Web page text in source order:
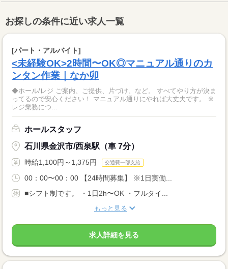
お探しの条件に近い求人一覧
[パート・アルバイト]
<未経験OK>2時間〜OK◎マニュアル通りのカ
ンタン作業｜なか卯
◆ホール/レジ ご案内、ご提供、片づけ、など。 すべてやり方が決ま
ってるので安心ください！ マニュアル通りにやれば大丈夫です。 ※
レジ業務につ...
ホールスタッフ
石川県金沢市/西泉駅（車 7分）
時給1,100円～1,375円 交通費一部支給
00：00〜00：00 【24時間募集】 ※1日実働...
■シフト制です。 ・1日2h〜OK ・フルタイ...
もっと見る
求人詳細を見る